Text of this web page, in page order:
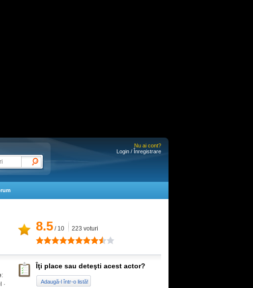
Nu ai cont?
Login / Înregistrare
8.5 / 10 223 voturi
:
·
Îţi place sau deteşti acest actor?
Adaugă-l într-o listă!